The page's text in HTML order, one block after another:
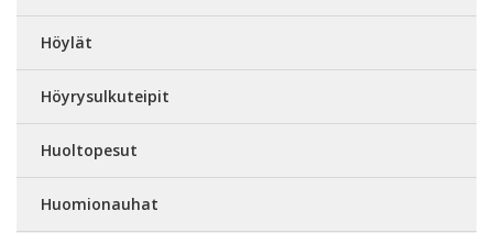
Höylät
Höyrysulkuteipit
Huoltopesut
Huomionauhat